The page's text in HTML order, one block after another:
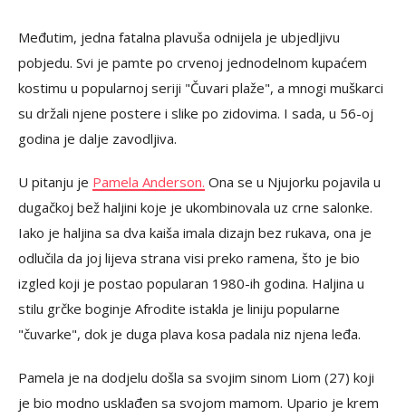
Međutim, jedna fatalna plavuša odnijela je ubjedljivu
pobjedu. Svi je pamte po crvenoj jednodelnom kupaćem
kostimu u popularnoj seriji "Čuvari plaže", a mnogi muškarci
su držali njene postere i slike po zidovima. I sada, u 56-oj
godina je dalje zavodljiva.
U pitanju je Pamela Anderson. Ona se u Njujorku pojavila u
dugačkoj bež haljini koje je ukombinovala uz crne salonke.
Iako je haljina sa dva kaiša imala dizajn bez rukava, ona je
odlučila da joj lijeva strana visi preko ramena, što je bio
izgled koji je postao popularan 1980-ih godina. Haljina u
stilu grčke boginje Afrodite istakla je liniju popularne
"čuvarke", dok je duga plava kosa padala niz njena leđa.
Pamela je na dodjelu došla sa svojim sinom Liom (27) koji
je bio modno usklađen sa svojom mamom. Upario je krem